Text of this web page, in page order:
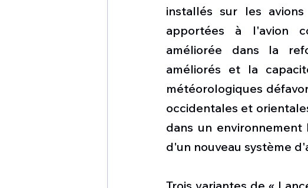
installés sur les
apportées à l'avion
améliorée dans la
améliorés et la
météorologiques
occidentales et
dans un
d'un nouveau système